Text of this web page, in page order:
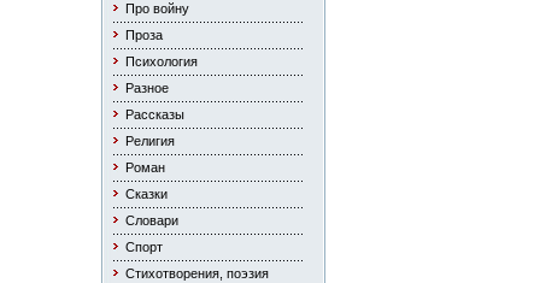
Про войну
Проза
Психология
Разное
Рассказы
Религия
Роман
Сказки
Словари
Спорт
Стихотворения, поэзия